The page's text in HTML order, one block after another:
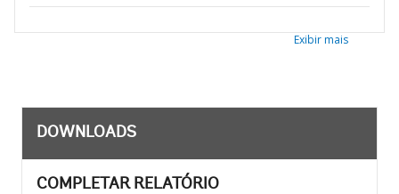
Exibir mais
DOWNLOADS
COMPLETAR RELATÓRIO